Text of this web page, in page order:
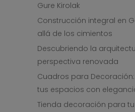
Gure Kirolak
Construcción integral en
allá de los cimientos
Descubriendo la
perspectiva renovada
Cuadros para
tus espacios con
Tienda decoración para